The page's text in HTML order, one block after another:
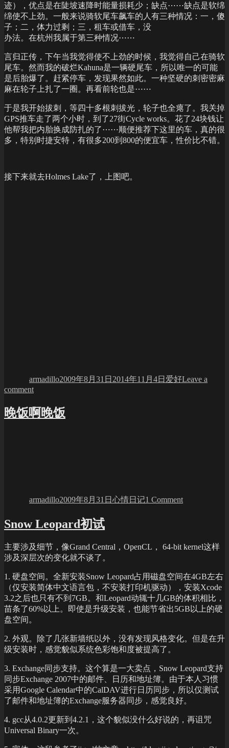
迹），优点是在陡坡速降时能量损耗少；缺点⋯⋯缺点是软绵
绵使不上劲。一般来说骑软尾车飙车的人有三种情况：一，傻
子；二，体力过剩；三，租车或借车，没
办法。在杭州我属于第三种情况⋯⋯
言归正传，下午当我觉得使不上劲的时候，我觉得自己在骑软
尾车。然而我的破烂Kahuna是一辆硬尾车，所以唯一的可能
是后胎爆了。赶紧停车，发现果然如此。一种坚硬的刺密密麻
麻在轮子上扎了一圈。再看前轮也是⋯⋯
于是我开始拔刺，等四十多根刺拔光，轮子也全瘪了。我关掉
GPS推车走了两个小时，到了27街Cycle works。花了24块钱让
他帮我把内胎换成防扎的了⋯⋯顺便推荐下这里的车，真的很
多，特别时捷安特，有很多200到800的便宜车，性价比不错。
接下来就去Holmes Lake了，上图吧。
armadillo2009年8月31日 2014年11月4日 爱好Leave a
commenton
行
福
晚饭啊晚饭
armadillo2009年8月31日 心情日记1 Comment饭
Snow Leopard初试
主要涉及细节，像Grand Central，OpenCL， 64-bit kernel这样
涉及深层次的变化就不谈了。
1. 硬盘空间。全新安装Snow Leopard占用磁盘空间在4GB左右
（仅安装简体中文语言包，不安装打印机驱动），安装Xcode
3.2之后也只有不到7GB。和Leopard动辄十几GB的体积相比，
苗条了60%以上。即使是升级安装，也能节省出5GB以上的硬
盘空间。
2. 外观。除了几张新墙纸以外，没有发现风格变化。但是在升
级安装时，感觉貌似系统色彩饱和度被提高了。
3. Exchange同步支持。这个算是一大卖点，Snow Leopard支持
同步Exchange 2007中的邮件、日历和地址簿。由于本人习惯
采用Google Calendar中的CalDAV进行日历同步，所以仅测试
了邮件和地址簿的Exchange服务器同步，感觉良好。
4. gcc从4.0.2更新到4.2.1，这个貌似没什么好说的，再诅咒
Universal Binary一次。